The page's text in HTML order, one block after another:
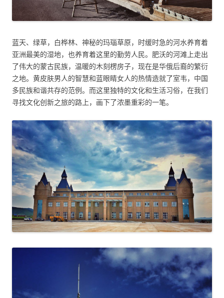
蓝天、绿草，白桦林、神秘的玛瑙草原，时缓时急的河水养育着
亚洲最美的湿地，也养育着这里的勤劳人民。肥沃的河滩上走出
了伟大的蒙古民族，温暖的木刻楞房子，现在是华俄后裔的繁衍
之地。黄皮肤男人的智慧和蓝眼睛女人的热情造就了室韦，中国
多民族和谐共存的范例。而这里独特的文化和生活习俗，在我们
寻找文化创新之旅的路上，画下了浓墨重彩的一笔。